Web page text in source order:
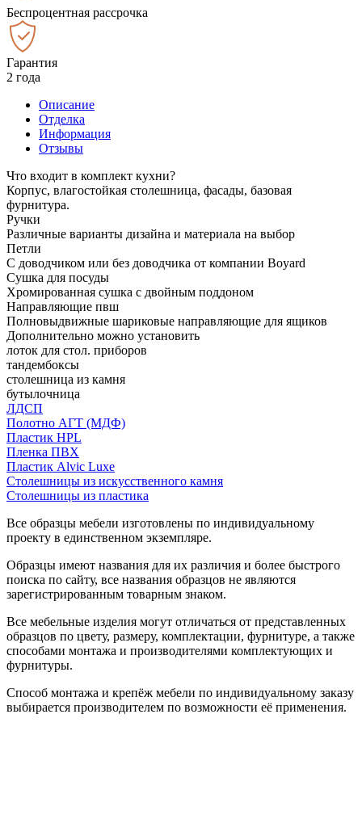
Беспроцентная рассрочка
Гарантия
2 года
Описание
Отделка
Информация
Отзывы
Что входит в комплект кухни?
Корпус, влагостойкая столешница, фасады, базовая
фурнитура.
Ручки
Различные варианты дизайна и материала на выбор
Петли
С доводчиком или без доводчика от компании Boyard
Сушка для посуды
Хромированная сушка с двойным поддоном
Направляющие пвш
Полновыдвижные шариковые направляющие для ящиков
Дополнительно можно установить
лоток для стол. приборов
тандембоксы
столешница из камня
бутылочница
ЛДСП
Полотно АГТ (МДФ)
Пластик HPL
Пленка ПВХ
Пластик Alvic Luxe
Столешницы из искусственного камня
Столешницы из пластика
Все образцы мебели изготовлены по индивидуальному
проекту в единственном экземпляре.
Образцы имеют названия для их различия и более быстрого
поиска по сайту, все названия образцов не являются
зарегистрированным товарным знаком.
Все мебельные изделия могут отличаться от представленных
образцов по цвету, размеру, комплектации, фурнитуре, а также
способами монтажа и производителями комплектующих и
фурнитуры.
Способ монтажа и крепёж мебели по индивидуальному заказу
выбирается производителем по возможности её применения.